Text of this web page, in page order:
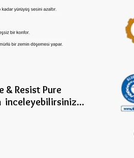
& Resist Pure
inceleyebilirsiniz...